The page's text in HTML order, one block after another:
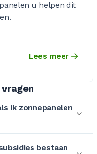
u helpen dit
Lees meer
ik zonnepanelen
bestaan